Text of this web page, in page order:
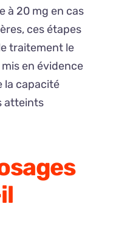
à 20 mg en cas
ces étapes
traitement le
en évidence
la capacité
atteints